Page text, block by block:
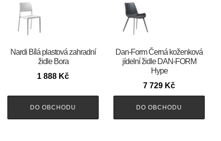
Nardi Bílá plastová zahradní
židle Bora
1 888 Kč
DO OBCHODU
​​​​​Dan-Form Černá koženková
jídelní židle DAN-FORM
Hype
7 729 Kč
DO OBCHODU